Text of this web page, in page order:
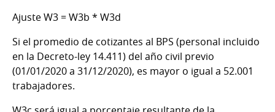
Ajuste W3 = W3b * W3d
Si el promedio de cotizantes al BPS (personal incluido
en la Decreto-ley 14.411) del año civil previo
(01/01/2020 a 31/12/2020), es mayor o igual a 52.001
trabajadores.